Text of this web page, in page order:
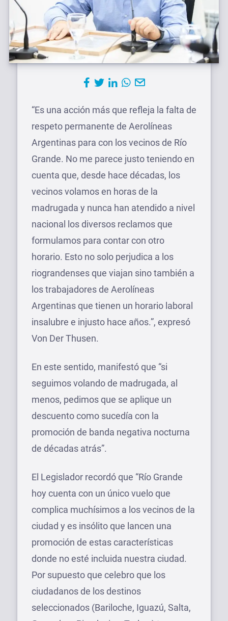
“Es una acción más que refleja la falta de
respeto permanente de Aerolíneas
Argentinas para con los vecinos de Río
Grande. No me parece justo teniendo en
cuenta que, desde hace décadas, los
vecinos volamos en horas de la
madrugada y nunca han atendido a nivel
nacional los diversos reclamos que
formulamos para contar con otro
horario. Esto no solo perjudica a los
riograndenses que viajan sino también a
los trabajadores de Aerolíneas
Argentinas que tienen un horario laboral
insalubre e injusto hace años.”, expresó
Von Der Thusen.
En este sentido, manifestó que “si
seguimos volando de madrugada, al
menos, pedimos que se aplique un
descuento como sucedía con la
promoción de banda negativa nocturna
de décadas atrás”.
El Legislador recordó que “Río Grande
hoy cuenta con un único vuelo que
complica muchísimos a los vecinos de la
ciudad y es insólito que lancen una
promoción de estas características
donde no esté incluida nuestra ciudad.
Por supuesto que celebro que los
ciudadanos de los destinos
seleccionados (Bariloche, Iguazú, Salta,